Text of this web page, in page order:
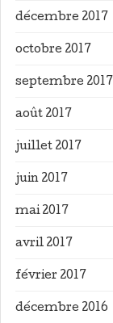
décembre 2017
octobre 2017
septembre 2017
août 2017
juillet 2017
juin 2017
mai 2017
avril 2017
février 2017
décembre 2016